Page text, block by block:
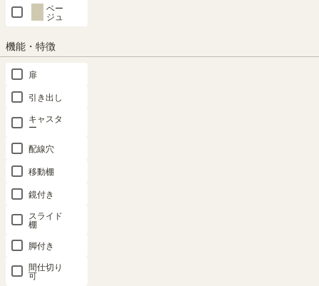
ベー
ジュ
機能・特徴
扉
引き出し
キャスタ
ー
配線穴
移動棚
鏡付き
スライド
棚
脚付き
間仕切り
可